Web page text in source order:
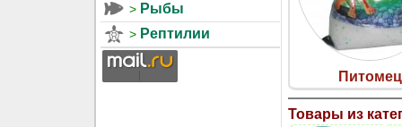
Рыбы
Рептилии
Питомец
Товары из